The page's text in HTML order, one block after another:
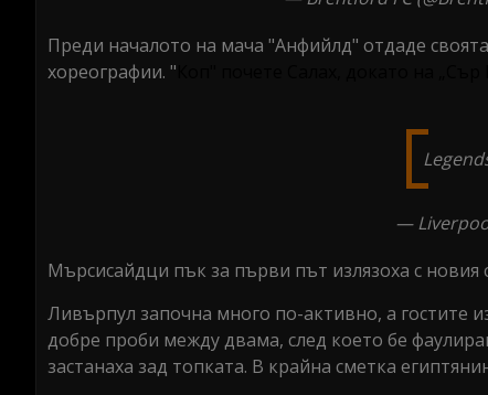
Преди началото на мача "Анфийлд" отдаде
хореографии. "
—
Мърсисайдци пък за първи път излязоха с новия
Ливърпул започна много по-активно, а гостите
добре проби между двама, след което бе
застанаха зад топката. В крайна сметка